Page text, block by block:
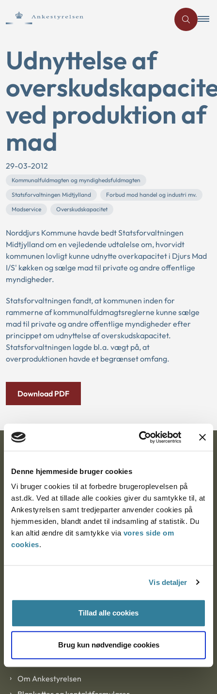
Denne hjemmeside bruger cookies
Vi bruger cookies til at forbedre brugeroplevelsen på
ast.dk. Ved at tillade alle cookies giver du samtykke til, at
Ankestyrelsen samt tredjeparter anvender cookies på
hjemmesiden, blandt andet til indsamling af statistik. Du
kan altid ændre dit samtykke via vores side om
cookies.
Vis detaljer
Tillad alle cookies
Brug kun nødvendige cookies
Udnyttelse af
ved produktion af
mad
29-03-2012
Kommunalfuldmagten og myndighedsfuldmagten
Statsforvaltningen Midtjylland
Forbud mod handel og industri mv.
Madservice
Overskudskapacitet
Norddjurs Kommune havde bedt Statsforvaltningen
Midtjylland om en vejledende udtalelse om, hvorvidt
kommunen lovligt kunne udnytte overkapacitet i Djurs Mad
I/S' køkken og sælge mad til private og andre offentlige
myndigheder.
Statsforvaltningen fandt, at kommunen inden for
rammerne af kommunalfuldmagtsreglerne kunne sælge
mad til private og andre offentlige myndigheder efter
princippet om udnyttelse af overskudskapacitet.
Statsforvaltningen lagde bl.a. vægt på, at
overproduktionen havde et begrænset omfang.
Download PDF
Ankestyrelsen
Postadresse:
Nytorv 7, 2. sal
9000 Aalborg
Ankestyrelsen Aalborg
EAN: 57 98 000 35 48 21
Om Ankestyrelsen
Om Ankestyrelsen